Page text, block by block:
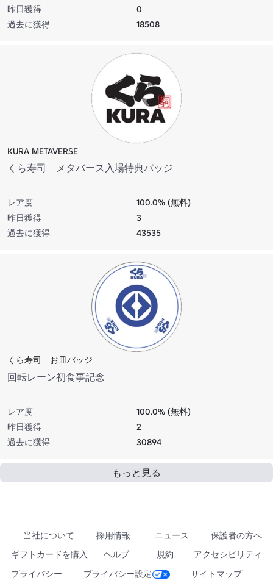
昨日獲得
0
過去に獲得
18508
KURA METAVERSE
くら寿司 メタバース入場特典バッジ
レア度
100.0% (無料)
昨日獲得
3
過去に獲得
43535
くら寿司 お皿バッジ
回転レーン初食事記念
レア度
100.0% (無料)
昨日獲得
2
過去に獲得
30894
もっと見る
当社について 採用情報 ニュース
保護者の方へ
ギフトカードを購入
ヘルプ 規約
アクセシビリティ
プライバシー
プライバシー設定 サイトマップ